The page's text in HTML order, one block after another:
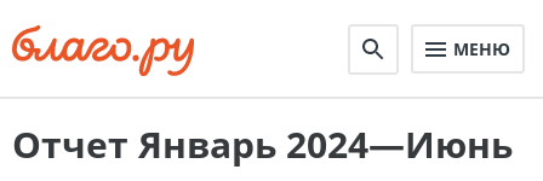
МЕНЮ
Отчет Январь 2024—Июнь